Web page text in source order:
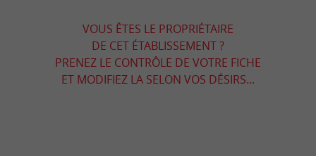
VOUS ÊTES LE PROPRIÉTAIRE
DE CET ÉTABLISSEMENT ?
PRENEZ LE CONTRÔLE DE VOTRE FICHE
ET MODIFIEZ LA SELON VOS DÉSIRS...